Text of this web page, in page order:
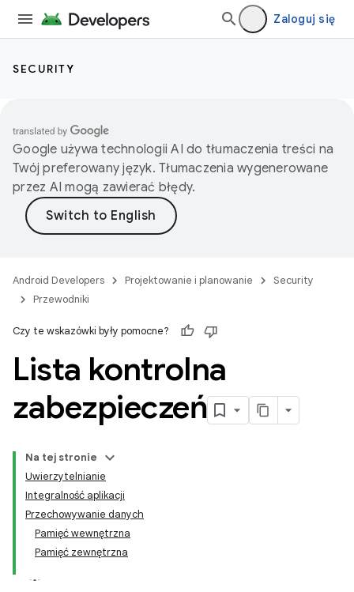
Zaloguj się
SECURITY
Google używa technologii AI do tłumaczenia treści na
Twój preferowany język. Tłumaczenia wygenerowane
przez AI mogą zawierać błędy.
Android Developers Projektowanie i planowanie
Security
Przewodniki
Czy te wskazówki były pomocne?
Lista kontrolna
zabezpieczeń
Na tej stronie
Uwierzytelnianie
Integralność aplikacji
Przechowywanie danych
Pamięć wewnętrzna
Pamięć zewnętrzna